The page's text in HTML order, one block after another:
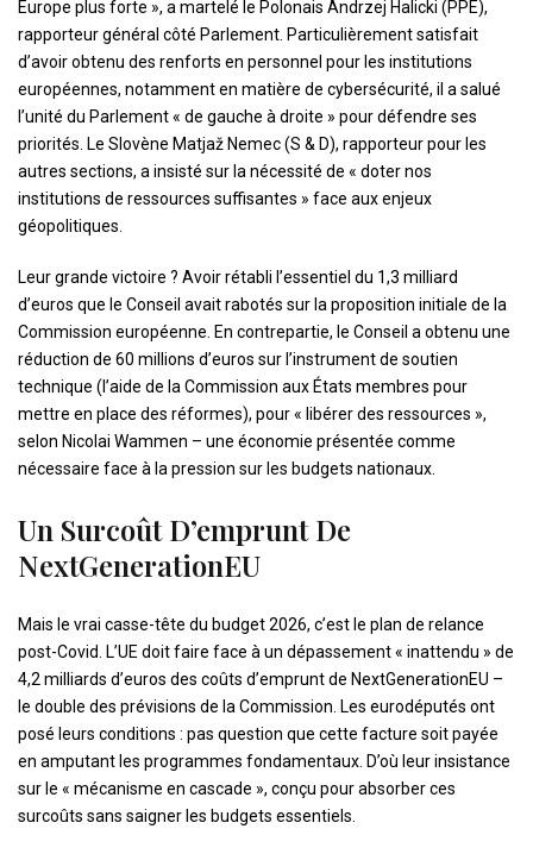
Europe plus forte », a martelé le Polonais Andrzej Halicki (PPE),
rapporteur général côté Parlement. Particulièrement satisfait
d’avoir obtenu des renforts en personnel pour les institutions
européennes, notamment en matière de cybersécurité, il a salué
l’unité du Parlement « de gauche à droite » pour défendre ses
priorités. Le Slovène Matjaž Nemec (S & D), rapporteur pour les
autres sections, a insisté sur la nécessité de « doter nos
institutions de ressources suffisantes » face aux enjeux
géopolitiques.
Leur grande victoire ? Avoir rétabli l’essentiel du 1,3 milliard
d’euros que le Conseil avait rabotés sur la proposition initiale de la
Commission européenne. En contrepartie, le Conseil a obtenu une
réduction de 60 millions d’euros sur l’instrument de soutien
technique (l’aide de la Commission aux États membres pour
mettre en place des réformes), pour « libérer des ressources »,
selon Nicolai Wammen – une économie présentée comme
nécessaire face à la pression sur les budgets nationaux.
Un Surcoût D’emprunt De
NextGenerationEU
Mais le vrai casse-tête du budget 2026, c’est le plan de relance
post-Covid. L’UE doit faire face à un dépassement « inattendu » de
4,2 milliards d’euros des coûts d’emprunt de NextGenerationEU –
le double des prévisions de la Commission. Les eurodéputés ont
posé leurs conditions : pas question que cette facture soit payée
en amputant les programmes fondamentaux. D’où leur insistance
sur le « mécanisme en cascade », conçu pour absorber ces
surcoûts sans saigner les budgets essentiels.